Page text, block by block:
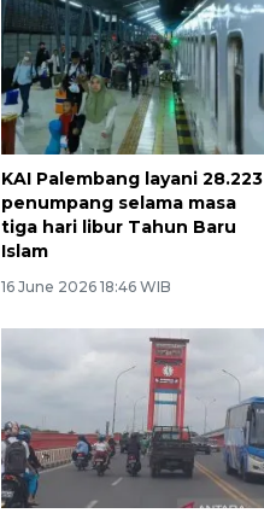
KAI Palembang layani 28.223
penumpang selama masa
tiga hari libur Tahun Baru
Islam
16 June 2026 18:46 WIB